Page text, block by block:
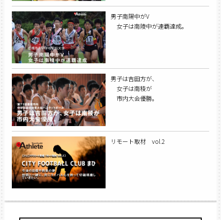
男子南陽中がV
女子は南陵中が連覇達成。
男子は吉田方が、
女子は南稜が
市内大会優勝。
リモート取材 vol.2